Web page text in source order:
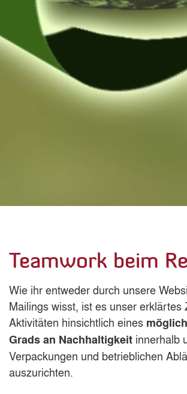
Teamwork beim
Wie ihr entweder durch unsere
Mailings wisst, ist es unser erklärtes
Aktivitäten hinsichtlich eines
Grads an Nachhaltigkeit innerhalb
Verpackungen und betrieblichen
auszurichten.